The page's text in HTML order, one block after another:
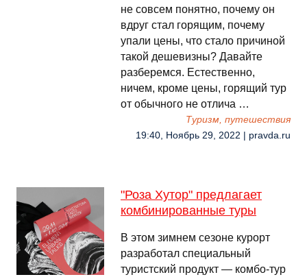
не совсем понятно, почему он
вдруг стал горящим, почему
упали цены, что стало причиной
такой дешевизны? Давайте
разберемся. Естественно,
ничем, кроме цены, горящий тур
от обычного не отлича …
Туризм, путешествия
19:40, Ноябрь 29, 2022 | pravda.ru
"Роза Хутор" предлагает
комбинированные туры
В этом зимнем сезоне курорт
разработал специальный
туристский продукт — комбо-тур